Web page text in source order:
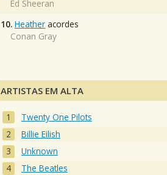
Ed Sheeran
10. Heather acordes
Conan Gray
ARTISTAS EM ALTA
Twenty One Pilots
Billie Eilish
Unknown
The Beatles